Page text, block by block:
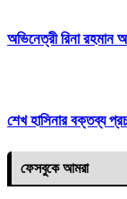
অভিনেত্রী রিনা রহমান
শেখ হাসিনার বক্তব্য
ফেসবুকে আমরা